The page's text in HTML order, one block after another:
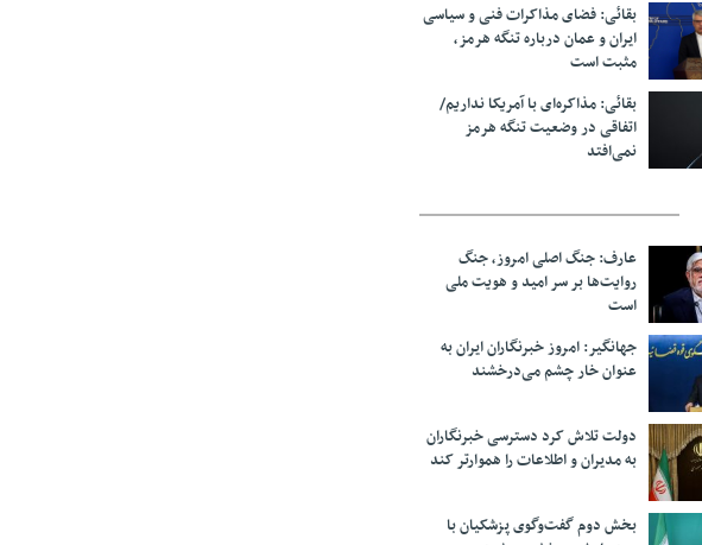
بقائی: فضای مذاکرات فنی و سیاسی
ایران و عمان درباره تنگه هرمز،
مثبت است
بقائی: مذاکره‌ای با آمریکا نداریم/
اتفاقی در وضعیت تنگه هرمز
نمی‌افتد
عارف: جنگ اصلی امروز، جنگ
روایت‌ها بر سر امید و هویت ملی
است
جهانگیر: امروز خبرنگاران ایران به
عنوان خار چشم می‌درخشند
دولت تلاش کرد دسترسی خبرنگاران
به مدیران و اطلاعات را هموارتر کند
بخش دوم گفت‌وگوی پزشکیان با